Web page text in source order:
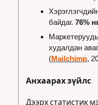
байдаг. 76%
худалдан
(Mailchimp,
Анхаарах зүйлс
Дээрх статистик